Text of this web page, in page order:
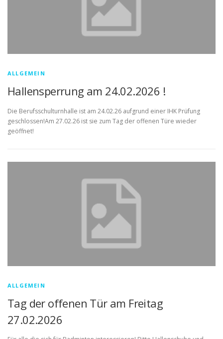
ALLGEMEIN
Hallensperrung am 24.02.2026 !
Die Berufsschulturnhalle ist am 24.02.26 aufgrund einer IHK Prüfung
geschlossen!Am 27.02.26 ist sie zum Tag der offenen Türe wieder
geöffnet!
ALLGEMEIN
Tag der offenen Tür am Freitag
27.02.2026